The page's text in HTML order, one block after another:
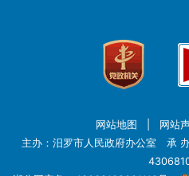
网站地图 网站
主办：汨罗市人民政府办公室 承